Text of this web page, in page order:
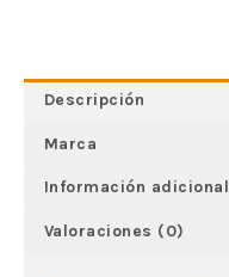
Descripción
Marca
Información adicional
Valoraciones (0)